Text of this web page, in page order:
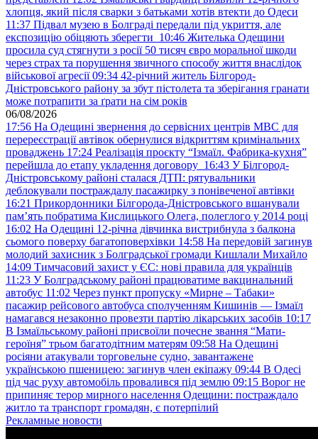
хлопця, який після сварки з батьками хотів втекти до Одеси
11:37 Підвал музею в Болграді передали під укриття, але
експозицію обіцяють зберегти 10:46 Жителька Одещини
просила суд стягнути з росії 50 тисяч євро моральної шкоди
через страх та порушення звичного способу життя внаслідок
військової агресії 09:34 42-річний житель Білгород-
Дністровського району за збут пістолета та зберігання гранати
може потрапити за ґрати на сім років
06/08/2026
17:56 На Одещині звернення до сервісних центрів МВС для
перереєстрації автівок обернулися відкриттям кримінальних
проваджень 17:24 Реалізація проєкту “Ізмаїл. Фабрика-кухня”
перейшла до етапу укладення договору 16:43 У Білгород-
Дністровському районі сталася ДТП: рятувальники
деблокували постраждалу пасажирку з понівеченої автівки
16:21 Прикордонники Білгорода-Дністровського вшанували
пам’ять побратима Кислицького Олега, полеглого у 2014 році
16:02 На Одещині 12-річна дівчинка вистрибнула з балкона
сьомого поверху багатоповерхівки 14:58 На передовій загинув
молодий захисник з Болградської громади Кишлали Михайло
14:09 Тимчасовий захист у ЄС: нові правила для українців
11:23 У Болградському районі працюватиме вакцинальний
автобус 11:02 Через пункт пропуску «Мирне – Табаки»
пасажир рейсового автобуса сполученням Кишинів — Ізмаїл
намагався незаконно провезти партію лікарських засобів 10:17
В Ізмаїльському районі присвоїли почесне звання “Мати-
героїня” трьом багатодітним матерям 09:58 На Одещині
росіяни атакували торговельне судно, завантажене
українською пшеницею: загинув член екіпажу 09:44 В Одесі
під час руху автомобіль провалився під землю 09:15 Ворог не
припиняє терор мирного населення Одещини: постраждало
житло та транспорт громадян, є потерпілий
Рекламные новости